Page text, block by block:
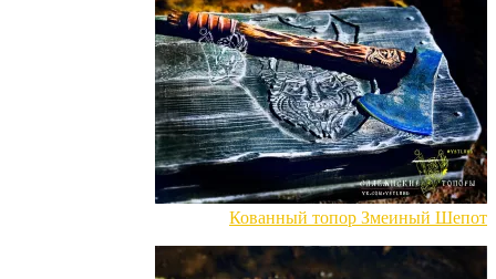
Кованный топор Змеиный Шепот